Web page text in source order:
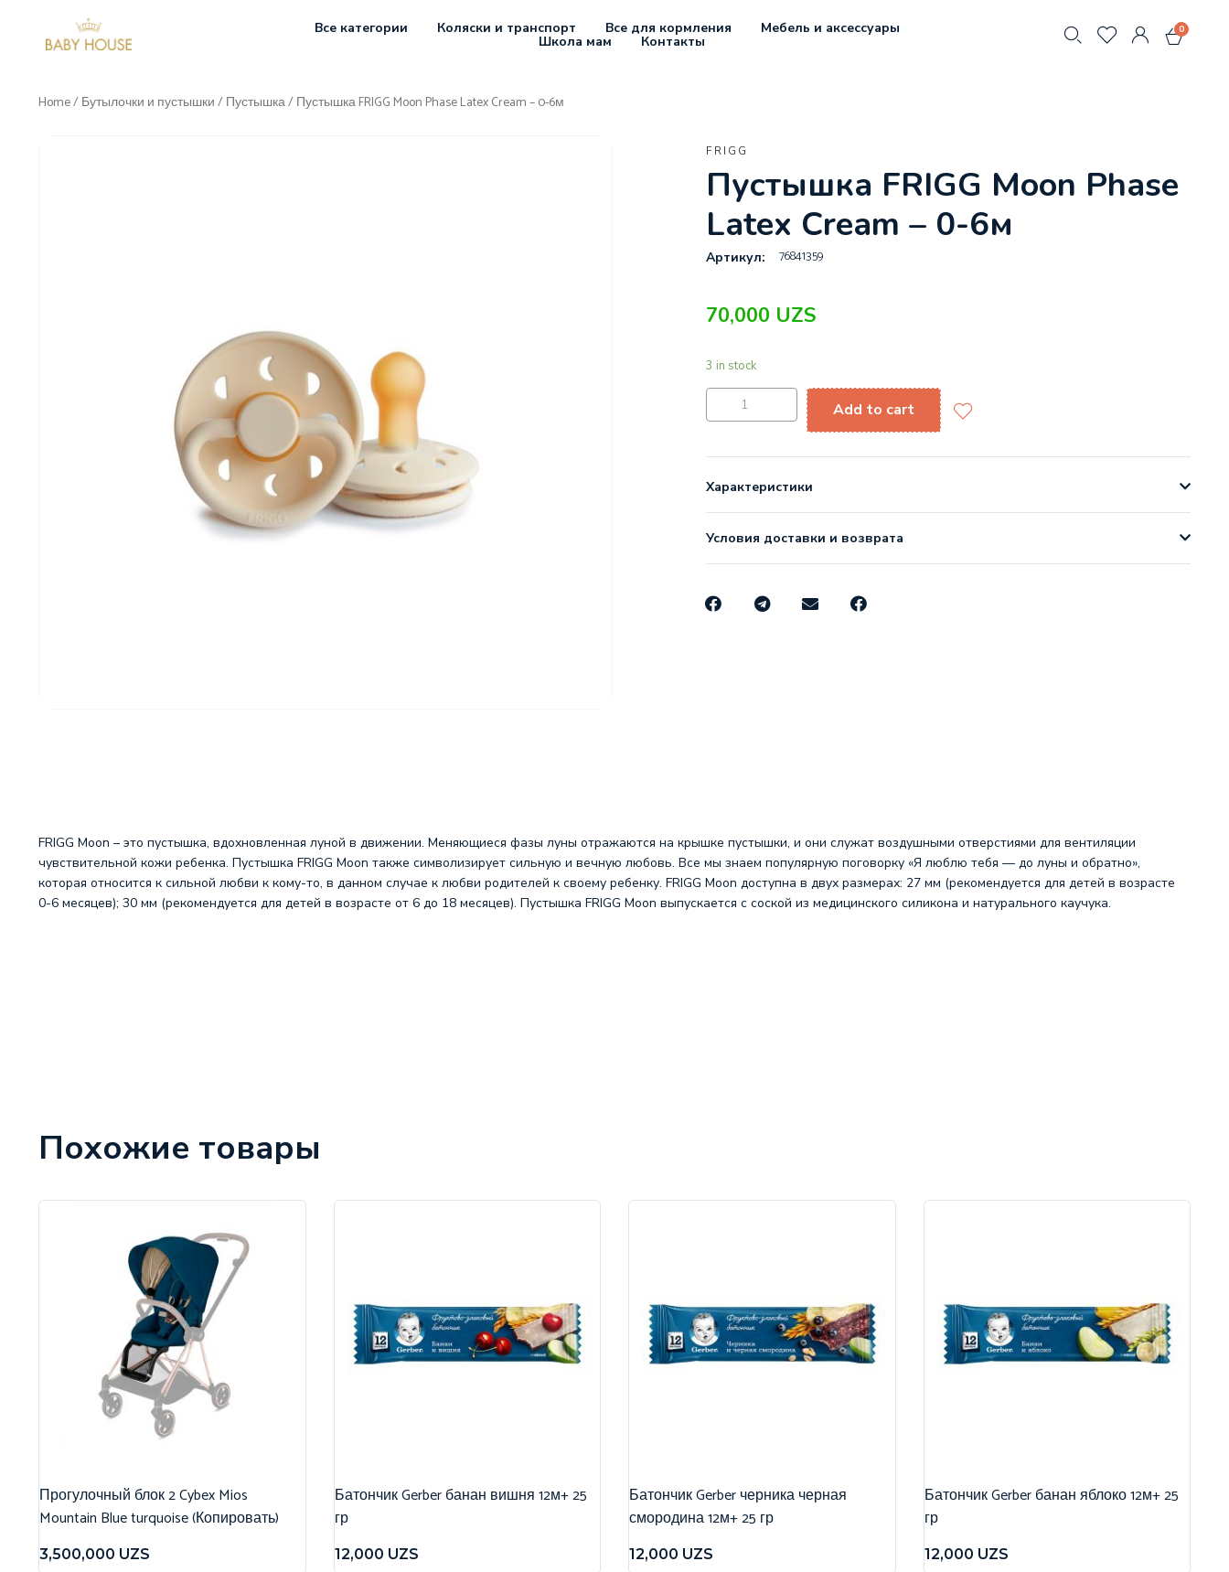
Все категории Коляски и транспорт Все для кормления Мебель и аксессуары
Школа мам Контакты
0
Home/Бутылочки и пустышки/Пустышка/ Пустышка FRIGG Moon Phase Latex Cream – 0-6м
FRIGG
Пустышка FRIGG Moon Phase
Latex Cream – 0-6м
Артикул: 76841359
70,000 UZS
3 in stock
Add to cart
Характеристики
Условия доставки и возврата
FRIGG Moon – это пустышка, вдохновленная луной в движении. Меняющиеся фазы луны отражаются на крышке пустышки, и они служат воздушными отверстиями для вентиляции
чувствительной кожи ребенка. Пустышка FRIGG Moon также символизирует сильную и вечную любовь. Все мы знаем популярную поговорку «Я люблю тебя — до луны и обратно»,
которая относится к сильной любви к кому-то, в данном случае к любви родителей к своему ребенку. FRIGG Moon доступна в двух размерах: 27 мм (рекомендуется для детей в возрасте
0-6 месяцев); 30 мм (рекомендуется для детей в возрасте от 6 до 18 месяцев). Пустышка FRIGG Moon выпускается с соской из медицинского силикона и натурального каучука.
Похожие товары
Прогулочный блок 2 Cybex Mios
Mountain Blue turquoise (Копировать)
3,500,000 UZS
Батончик Gerber банан вишня 12м+ 25
гр
12,000 UZS
Батончик Gerber черника черная
смородина 12м+ 25 гр
12,000 UZS
Батончик Gerber банан яблоко 12м+ 25
гр
12,000 UZS